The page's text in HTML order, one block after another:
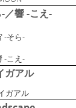
／響 -こえ-
-そら-
-こえ-
ガアル
ガアル